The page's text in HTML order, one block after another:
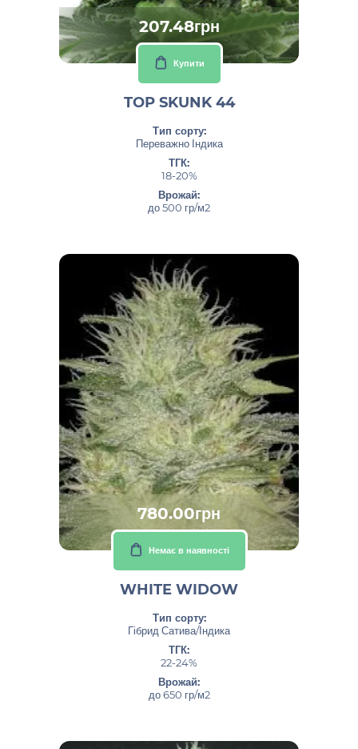
207.48грн
Купити
TOP SKUNK 44
Тип сорту:
Переважно Індика
ТГК:
18-20%
Врожай:
до 500 гр/м2
780.00грн
Немає в наявності
WHITE WIDOW
Тип сорту:
Гібрид Сатива/Індика
ТГК:
22-24%
Врожай:
до 650 гр/м2